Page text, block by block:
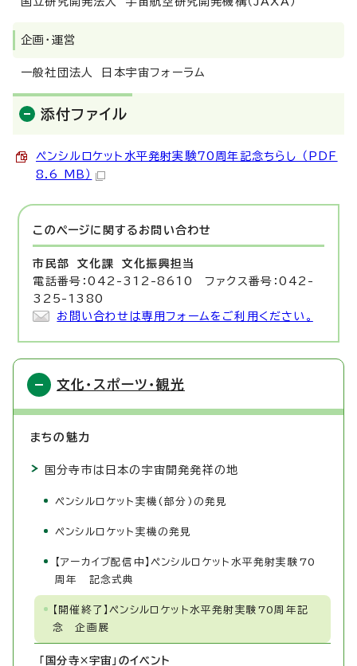
企画・運営
一般社団法人 日本宇宙フォーラム
添付ファイル
ペンシルロケット水平発射実験70周年記念ちらし （PDF
8.6 MB）
このページに関する お問い合わせ
市民部 文化課 文化振興担当
電話番号：042-312-8610 ファクス番号：042-
325-1380
お問い合わせは専用フォームをご利用ください。
文化・スポーツ・観光
まちの魅力
国分寺市は日本の宇宙開発発祥の地
ペンシルロケット実機(部分)の発見
ペンシルロケット実機の発見
【アーカイブ配信中】ペンシルロケット水平発射実験70
周年 記念式典
【開催終了】ペンシルロケット水平発射実験70周年記
念 企画展
「国分寺×宇宙」のイベント